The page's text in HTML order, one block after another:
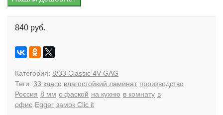
840 руб.
Категория: 8/33 Classic 4V GAG
Теги: 33 класс влагостойкий ламинат производство
Россия 8 мм с фаской на кухню в комнату в
офис Egger замок Clic it